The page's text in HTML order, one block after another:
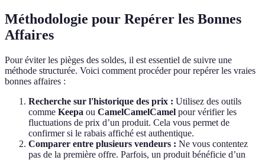
Méthodologie pour Repérer les Bonnes
Affaires
Pour éviter les pièges des soldes, il est essentiel de suivre une
méthode structurée. Voici comment procéder pour repérer les vraies
bonnes affaires :
Recherche sur l'historique des prix : Utilisez des outils
comme Keepa ou CamelCamelCamel pour vérifier les
fluctuations de prix d’un produit. Cela vous permet de
confirmer si le rabais affiché est authentique.
Comparer entre plusieurs vendeurs : Ne vous contentez
pas de la première offre. Parfois, un produit bénéficie d’un